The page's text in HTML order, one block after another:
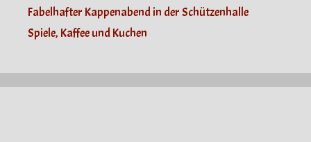
Fabelhafter Kappenabend in der Schützenhalle
Spiele, Kaffee und Kuchen